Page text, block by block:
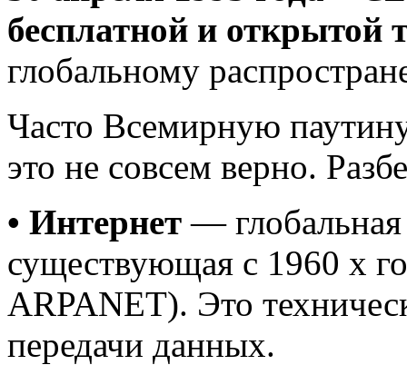
бесплатной и открытой
глобальному
Часто Всемирную
это не совсем верно.
• Интернет —
существующая с 1960 х
ARPANET). Это
передачи данных.